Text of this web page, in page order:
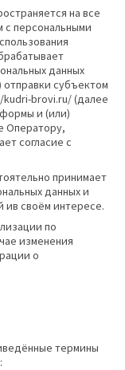
на все
персональными
данных
отправки субъектом
kudri-brovi.ru/ (далее
и (или)
Оператору,
согласие с
принимает
данных и
ив своём интересе.
по
изменения
о
термины